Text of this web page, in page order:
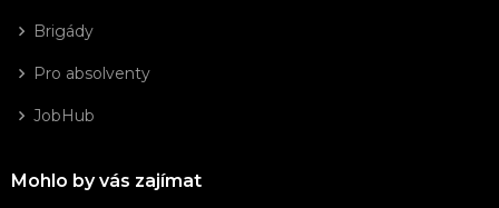
Brigády
Pro absolventy
JobHub
Mohlo by vás zajímat